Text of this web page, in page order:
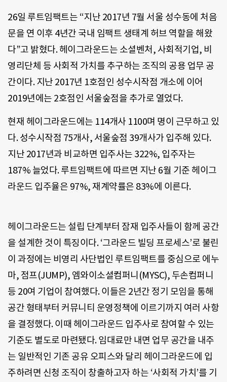
26일 루트임팩트는 “지난 2017년 7월 서울 성수동에 처음
문을 연 이후 4년간 국내 임팩트 생태계 허브 역할을 해왔
다”고 밝혔다. 헤이그라운드는 소셜벤처, 사회적기업, 비
영리단체 등 사회적 가치를 추구하는 조직의 공용 업무 공
간이다. 지난 2017년 1호점인 성수시작점 개소에 이어
2019년에는 2호점인 서울숲점을 추가로 열었다.
현재 헤이그라운드에는 114개사 1100며 명이 근무하고 있
다. 성수시작점 75개사, 서울숲점 39개사가 입주해 있다.
지난 2017년과 비교하면 입주사는 322%, 입주자는
187% 늘었다. 루트임팩트에 따르면 지난 6월 기준 헤이그
라운드 입주율은 97%, 재계약률은 83%에 이른다.
헤이그라운드는 설립 단계부터 잠재 입주사들이 함께 공간
을 설계한 것이 특징이다. ‘그라운드 빌딩 프로세스’로 불린
이 과정에는 비영리 사단법인 루트임팩트를 중심으로 에누
마, 점프(JUMP), 엠와이소셜컴퍼니(MYSC), 두손컴퍼니
등 20여 기업이 참여했다. 이들은 2년간 정기 모임을 통해
공간 형태부터 커뮤니티 운영정책에 이르기까지 여러 사항
을 결정했다. 이때 헤이그라운드 입주사로 참여할 수 있는
기준도 별도로 마련됐다. 임대료만 내면 업무 공간을 내주
는 일반적인 기존 공유 오피스와 달리 헤이그라운드에 입
주하려면 신청 조직이 창출하고자 하는 ‘사회적 가치’를 기